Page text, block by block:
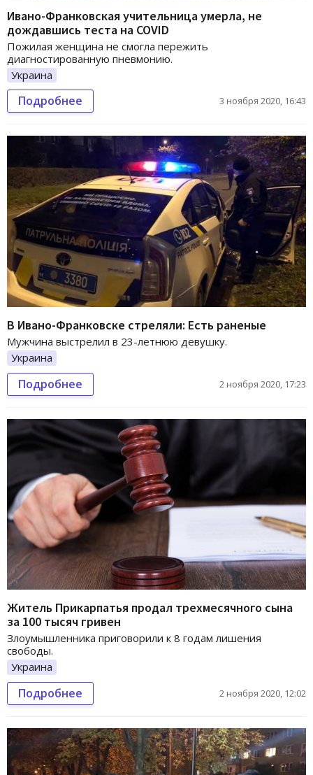
Ивано-Франковская учительница умерла, не
дождавшись теста на COVID
Пожилая женщина не смогла пережить
диагностированную пневмонию.
Украина
Подробнее 3 ноября 2020, 16:43
В Ивано-Франковске стреляли: Есть раненые
Мужчина выстрелил в 23-летнюю девушку.
Украина
Подробнее 2 ноября 2020, 17:23
Житель Прикарпатья продал трехмесячного сына
за 100 тысяч гривен
Злоумышленника приговорили к 8 годам лишения
свободы.
Украина
Подробнее 2 ноября 2020, 12:02